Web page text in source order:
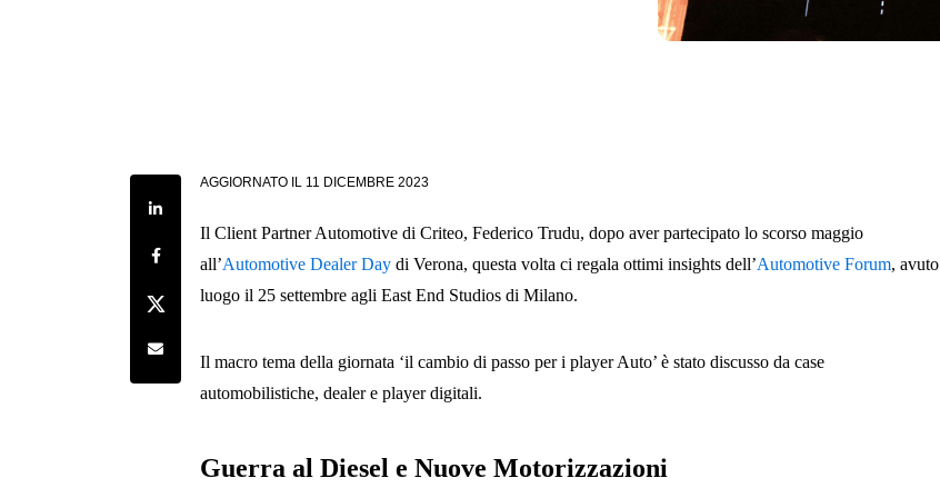
Share on LinkedIn
Share on Facebook
Share on Twitter
Share by e-mail
AGGIORNATO IL 11 DICEMBRE 2023
Il Client Partner Automotive di Criteo, Federico Trudu, dopo aver partecipato lo scorso maggio
all’Automotive Dealer Day di Verona, questa volta ci regala ottimi insights dell’Automotive Forum, avuto
luogo il 25 settembre agli East End Studios di Milano.
Il macro tema della giornata ‘il cambio di passo per i player Auto’ è stato discusso da case
automobilistiche, dealer e player digitali.
Guerra al Diesel e Nuove Motorizzazioni